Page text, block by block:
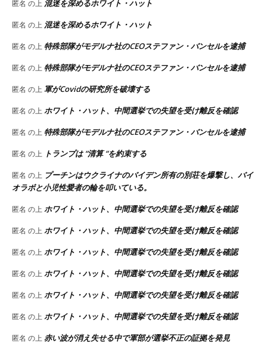
匿名 の上 混迷を深めるホワイト・ハット
匿名 の上 混迷を深めるホワイト・ハット
匿名 の上 特殊部隊がモデルナ社のCEOステファン・バンセルを逮捕
匿名 の上 特殊部隊がモデルナ社のCEOステファン・バンセルを逮捕
匿名 の上 軍がCovidの研究所を破壊する
匿名 の上 ホワイト・ハット、中間選挙での失望を受け離反を確認
匿名 の上 特殊部隊がモデルナ社のCEOステファン・バンセルを逮捕
匿名 の上 トランプは “清算 “を約束する
匿名 の上 プーチンはウクライナのバイデン所有の別荘を爆撃し、バイ
オラボと小児性愛者の輪を叩いている。
匿名 の上 ホワイト・ハット、中間選挙での失望を受け離反を確認
匿名 の上 ホワイト・ハット、中間選挙での失望を受け離反を確認
匿名 の上 ホワイト・ハット、中間選挙での失望を受け離反を確認
匿名 の上 ホワイト・ハット、中間選挙での失望を受け離反を確認
匿名 の上 ホワイト・ハット、中間選挙での失望を受け離反を確認
匿名 の上 ホワイト・ハット、中間選挙での失望を受け離反を確認
匿名 の上 赤い波が消え失せる中で軍部が選挙不正の証拠を発見